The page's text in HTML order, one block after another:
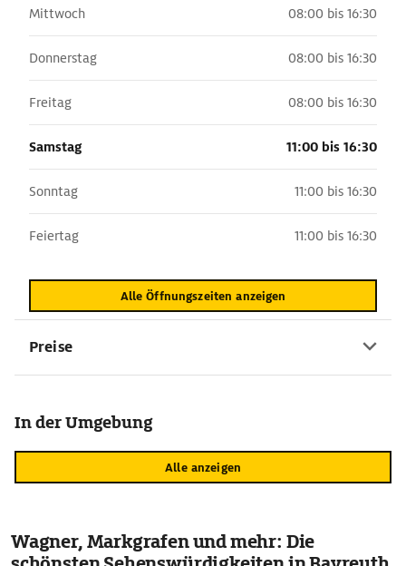
Mittwoch 08:00 bis 16:30
Donnerstag 08:00 bis 16:30
Freitag 08:00 bis 16:30
Samstag 11:00 bis 16:30
Sonntag 11:00 bis 16:30
Feiertag 11:00 bis 16:30
Alle Öffnungszeiten anzeigen
Preise
In der Umgebung
Alle anzeigen
Wagner, Markgrafen und mehr: Die